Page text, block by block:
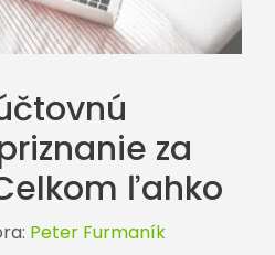
za
ľahko
Peter Furmaník